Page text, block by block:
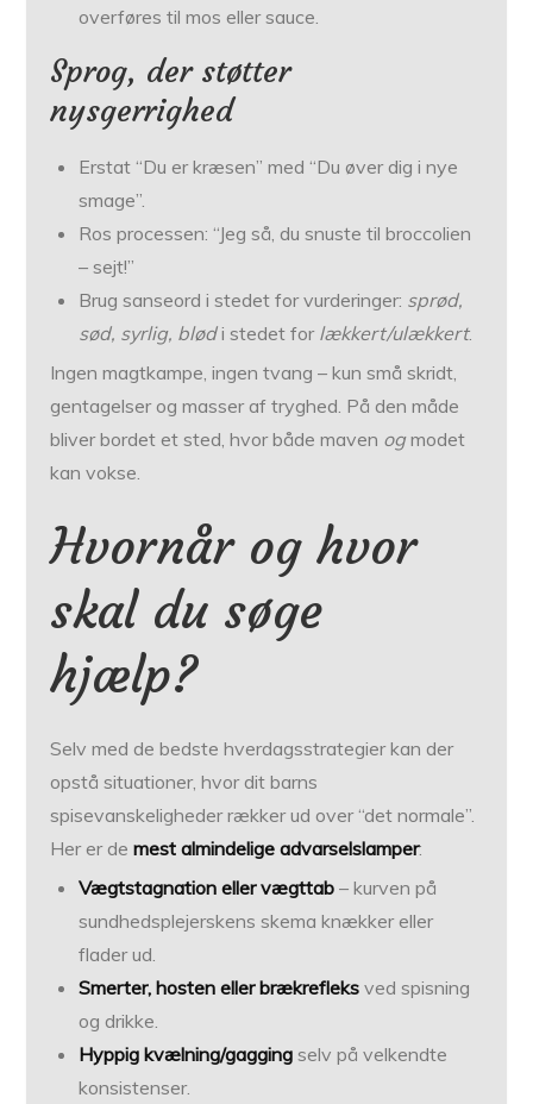
overføres til mos eller sauce.
Sprog, der støtter
nysgerrighed
Erstat “Du er kræsen” med “Du øver dig i nye
smage”.
Ros processen: “Jeg så, du snuste til broccolien
– sejt!”
Brug sanseord i stedet for vurderinger: sprød,
sød, syrlig, blødi stedet for lækkert/ulækkert.
Ingen magtkampe, ingen tvang – kun små skridt,
gentagelser og masser af tryghed. På den måde
bliver bordet et sted, hvor både maven ogmodet
kan vokse.
Hvornår og hvor
skal du søge
hjælp?
Selv med de bedste hverdagsstrategier kan der
opstå situationer, hvor dit barns
spisevanskeligheder rækker ud over “det normale”.
Her er demest almindelige advarselslamper:
Vægtstagnation eller vægttab – kurven på
sundhedsplejerskens skema knækker eller
flader ud.
Smerter, hosten eller brækrefleks ved spisning
og drikke.
Hyppig kvælning/gagging selv på velkendte
konsistenser.